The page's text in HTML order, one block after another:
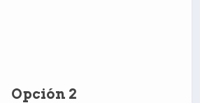
Opción 2